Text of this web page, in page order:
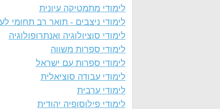
לימודי מתמטיקה עיונית
לימודי ניצבים - תואר רב תחומי
לימודי סוציולוגיה ואנתרופולוגיה
לימודי ספרות משווה
לימודי ספרות עם ישראל
לימודי עבודה סוציאלית
לימודי ערבית
לימודי פילוסופיה יהודית